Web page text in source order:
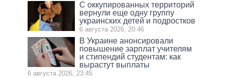
С оккупированных территорий
вернули еще одну группу
украинских детей и подростков
6 августа 2026, 20:46
В Украине анонсировали
повышение зарплат учителям
и стипендий студентам: как
вырастут выплаты
6 августа 2026, 23:45